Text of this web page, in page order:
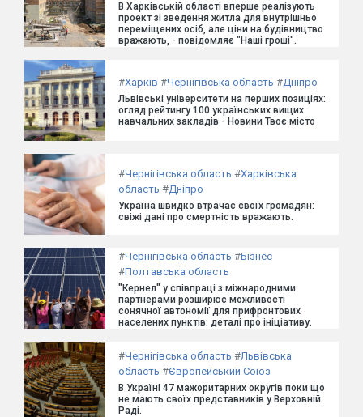
В Харківській області вперше реалізують
проект зі зведення житла для внутрішньо
переміщених осіб, але ціни на будівництво
вражають, - повідомляє "Наші гроші".
#Харків #Чернігівська область #Дніпро
Львівські університети на перших позиціях:
огляд рейтингу 100 українських вищих
навчальних закладів - Новини Твоє місто
#Чернігівська область #Харківська
область #Дніпро
Україна швидко втрачає своїх громадян:
свіжі дані про смертність вражають.
#Чернігівська область #Бізнес
#Полтавська область
"Кернел" у співпраці з міжнародними
партнерами розширює можливості
сонячної автономії для прифронтових
населених пунктів: деталі про ініціативу.
#Чернігівська область #Львівська
область #Європейський Союз
В Україні 47 мажоритарних округів поки що
не мають своїх представників у Верховній
Раді.